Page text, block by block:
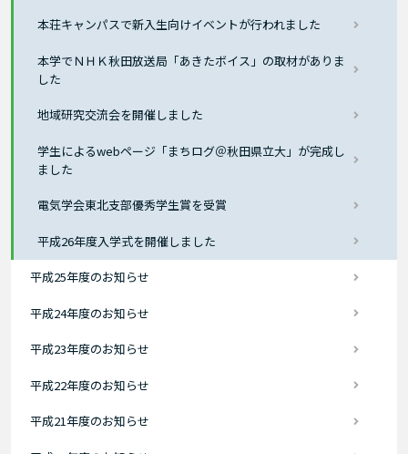
本荘キャンパスで新入生向けイベントが行われました
本学でＮＨＫ秋田放送局「あきたボイス」の取材がありま
した
地域研究交流会を開催しました
学生によるwebページ「まちログ＠秋田県立大」が完成し
ました
電気学会東北支部優秀学生賞を受賞
平成26年度入学式を開催しました
平成25年度のお知らせ
平成24年度のお知らせ
平成23年度のお知らせ
平成22年度のお知らせ
平成21年度のお知らせ